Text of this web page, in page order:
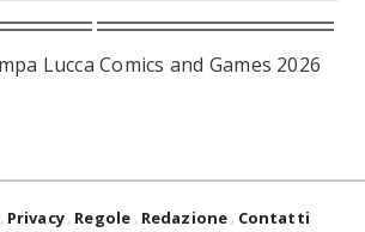
Lucca Comics and Games 2026
Privacy Regole Redazione Contatti